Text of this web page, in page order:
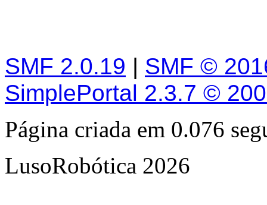
SMF 2.0.19 | SMF ©
SimplePortal 2.3.7 ©
Página criada em 0.076
LusoRobótica 2026